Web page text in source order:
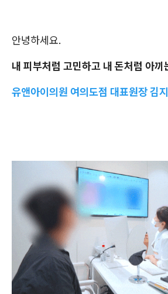
안녕하세요.
내 피부처럼 고민하고 내 돈처럼 아끼
유앤아이의원 여의도점 대표원장 김